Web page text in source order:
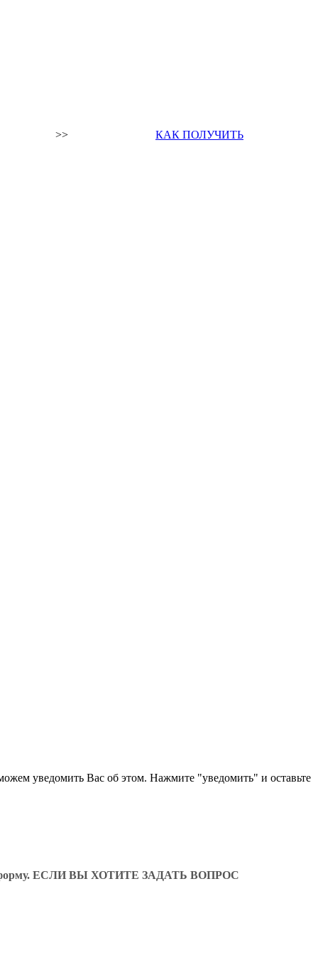
>> КАК ПОЛУЧИТЬ
уведомить Вас об этом. Нажмите "уведомить" и оставьте
форму. ЕСЛИ ВЫ ХОТИТЕ ЗАДАТЬ ВОПРОС